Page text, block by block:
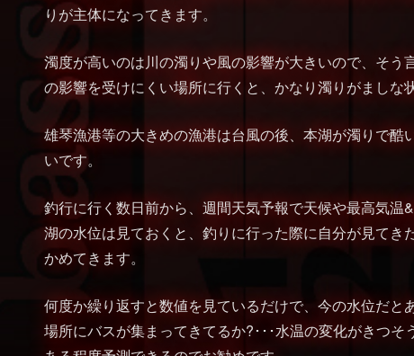
りが主体になってきます。
濁度が高いのは川の濁りや風の影響が大きいので、そ
の影響を受けにくい場所に行くと、かなり濁りがましな
雄琴漁港等の大きめの漁港は台風の後、本湖が濁りで
いです。
釣行に行く数日前から、週間天気予報で天候や最高気
湖の水位は見ておくと、釣りに行った際に自分が見て
かめてきます。
何度か繰り返すと数値を見ているだけで、今の水位だ
場所にバスが集まってきてるか?･･･水温の変化がきつ